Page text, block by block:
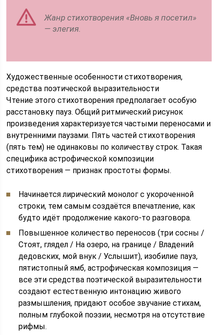
Жанр стихотворения «Вновь я посетил»
— элегия.
Художественные особенности стихотворения,
средства поэтической выразительности
Чтение этого стихотворения предполагает особую
расстановку пауз. Общий ритмический рисунок
произведения характеризуется частыми переносами и
внутренними паузами. Пять частей стихотворения
(пять тем) не одинаковы по количеству строк. Такая
специфика астрофической композиции
стихотворения — признак простоты формы.
Начинается лирический монолог с укороченной
строки, тем самым создаётся впечатление, как
будто идёт продолжение какого-то разговора.
Повышенное количество переносов (три сосны /
Стоят, глядел / На озеро, на границе / Владений
дедовских, мой внук / Услышит), изобилие пауз,
пятистопный ямб, астрофическая композиция —
все эти средства поэтической выразительности
создают естественную интонацию живого
размышления, придают особое звучание стихам,
полным глубокой поэзии, несмотря на отсутствие
рифмы.